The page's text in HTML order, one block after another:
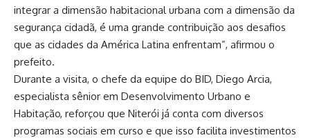
integrar a dimensão habitacional urbana com a dimensão da
segurança cidadã, é uma grande contribuição aos desafios
que as cidades da América Latina enfrentam”, afirmou o
prefeito.
Durante a visita, o chefe da equipe do BID, Diego Arcia,
especialista sênior em Desenvolvimento Urbano e
Habitação, reforçou que Niterói já conta com diversos
programas sociais em curso e que isso facilita investimentos